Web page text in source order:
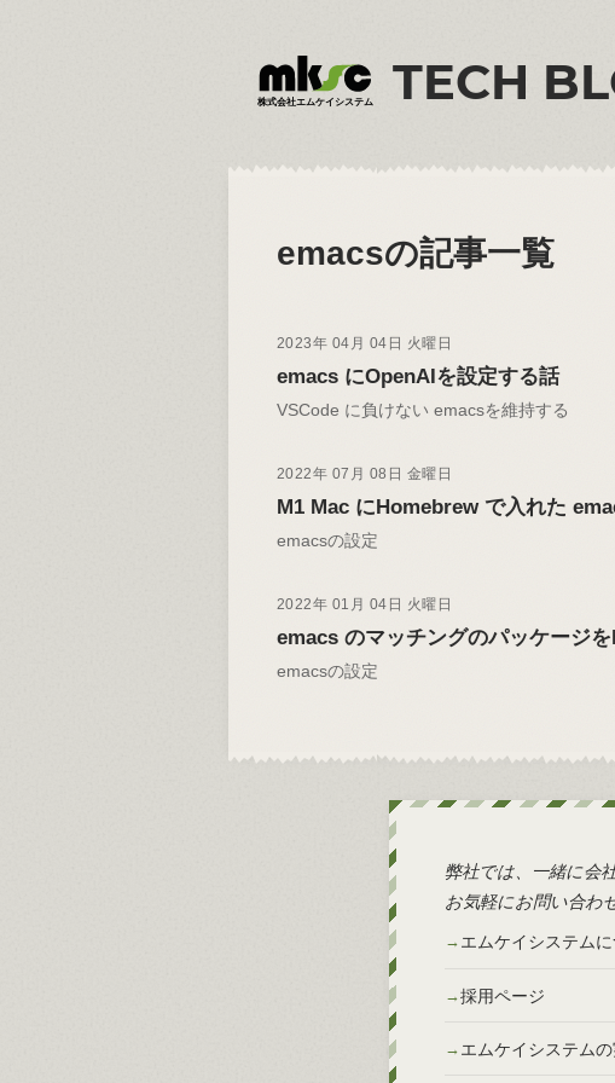
株式会社エムケイシステム TECH
emacsの記事一覧
2023年 04月 04日 火曜日
emacs にOpenAIを設定する話
VSCode に負けない emacsを維持する
2022年 07月 08日 金曜日
M1 Mac にHomebrew で入れた
emacsの設定
2022年 01月 04日 火曜日
emacs のマッチングのパッケージ
emacsの設定
弊社では、一緒に会
お気軽にお問い合わ
エムケイシステム
採用ページ
エムケイシステム